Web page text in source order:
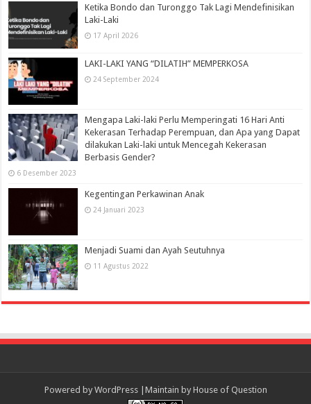
Ketika Bondo dan Turonggo Tak Lagi Mendefinisikan
Laki-Laki
17 April 2026
LAKI-LAKI YANG “DILATIH” MEMPERKOSA
24 September 2024
Mengapa Laki-laki Perlu Memperingati 16 Hari Anti
Kekerasan Terhadap Perempuan, dan Apa yang Dapat
dilakukan Laki-laki untuk Mencegah Kekerasan
Berbasis Gender?
6 Desember 2023
Kegentingan Perkawinan Anak
24 Januari 2023
Menjadi Suami dan Ayah Seutuhnya
11 Agustus 2022
Powered by WordPress|Maintain by House of Question